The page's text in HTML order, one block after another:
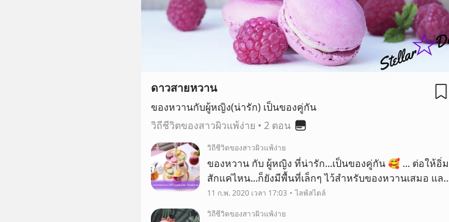
ดาวสายหวาน
ของหวานกับผู้หญิง(น่ารัก) เป็นของคู่กัน
วิถีชีวิตของสาวผิวแพ้ง่าย • 2 ตอน
วิถีชีวิตของสาวผิวแพ้ง่าย
ของหวาน กับ ผู้หญิง ที่น่ารัก...เป็นของคู่กัน 🥰 ... ต่อให้อิ่ม
สักแค่ไหน...ก็ยังมีพื้นที่เล็กๆ ไว้สำหรับของหวานเสมอ และ
นี่คือที่มาของซี่รี่ย์ ┏━━━━━━━━━┓ ดาวสายหวาน
┗━━━━━━━━━┛
11 ก.พ. 2020 เวลา 17:03
ไลฟ์สไตล์
วิถีชีวิตของสาวผิวแพ้ง่าย